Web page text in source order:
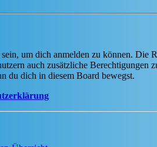
um dich anmelden zu können.
auch zusätzliche Berechtigungen
du dich in diesem Board bewegst.